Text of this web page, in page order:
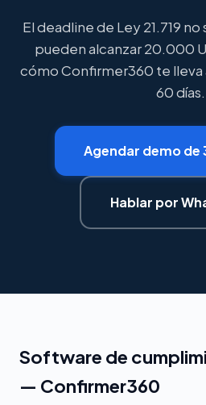
El deadline de Ley 21.719
pueden alcanzar 20.000
cómo Confirmer360 te
60 días.
Agendar demo de
Hablar por
Software de
— Confirmer360